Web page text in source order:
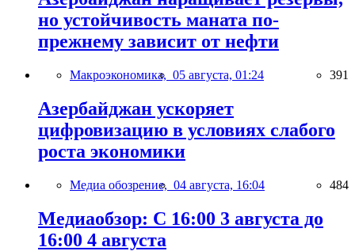
но устойчивость маната по-
прежнему зависит от нефти
Макроэкономика, 05 августа, 01:24 391
Азербайджан ускоряет
цифровизацию в условиях слабого
роста экономики
Медиа обозрение, 04 августа, 16:04 484
Медиаобзор: С 16:00 3 августа до
16:00 4 августа